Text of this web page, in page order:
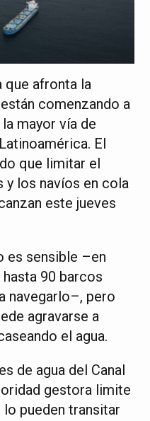
que afronta la
comenzando a
mayor vía de
El
que limitar el
y los navíos en cola
este jueves
es sensible –en
90 barcos
navegarlo–, pero
agravarse a
el agua.
de agua del Canal
gestora limite
pueden transitar